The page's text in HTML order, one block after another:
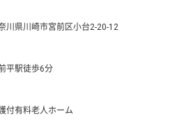
川県川崎市宮前区小台2-20-12
平駅徒歩6分
付有料老人ホーム